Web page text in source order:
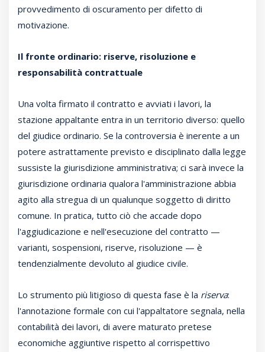
provvedimento di oscuramento per difetto di
motivazione.
Il fronte ordinario: riserve, risoluzione e
responsabilità contrattuale
Una volta firmato il contratto e avviati i lavori, la
stazione appaltante entra in un territorio diverso: quello
del giudice ordinario. Se la controversia è inerente a un
potere astrattamente previsto e disciplinato dalla legge
sussiste la giurisdizione amministrativa; ci sarà invece la
giurisdizione ordinaria qualora l'amministrazione abbia
agito alla stregua di un qualunque soggetto di diritto
comune. In pratica, tutto ciò che accade dopo
l'aggiudicazione e nell'esecuzione del contratto —
varianti, sospensioni, riserve, risoluzione — è
tendenzialmente devoluto al giudice civile.
Lo strumento più litigioso di questa fase è la riserva:
l'annotazione formale con cui l'appaltatore segnala, nella
contabilità dei lavori, di avere maturato pretese
economiche aggiuntive rispetto al corrispettivo